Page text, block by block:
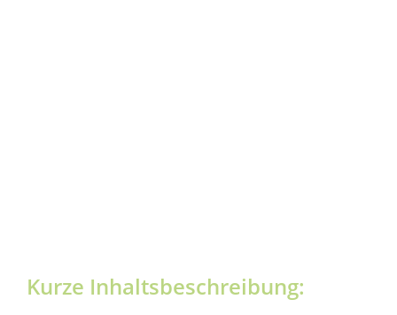
Kurze Inhaltsbeschreibung: